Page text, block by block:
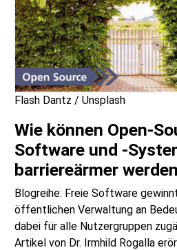
Flash Dantz / Unsplash
Wie können Open-
Software und -
barriereärmer
Blogreihe: Freie Software
öffentlichen Verwaltung an
dabei für alle Nutzergruppen
Artikel von Dr. Irmhild Rogalla